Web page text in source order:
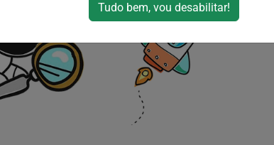
Tudo bem, vou desabilitar!